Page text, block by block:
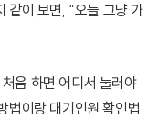
같이 보면, “오늘 그냥 가
음 하면 어디서 눌러야
법이랑 대기인원 확인법